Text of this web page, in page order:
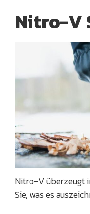
Nitro-V
Nitro-V überzeugt
Sie, was es